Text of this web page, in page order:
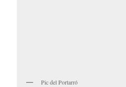
Pic del Portarró